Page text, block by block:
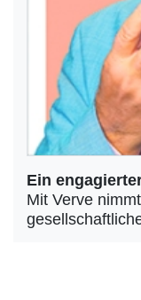
Ein
Mit Verve